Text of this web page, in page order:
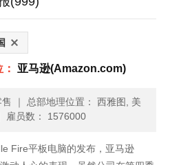
亚马逊(Amazon.com)
｜ 总部地理位置： 西雅图, 美
雇员数： 1576000
Fire平板电脑的发布，亚马逊